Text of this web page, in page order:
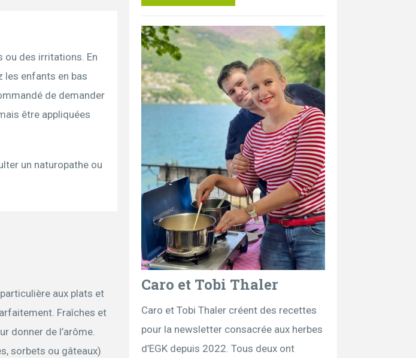
ou des irritations. En
les enfants en bas
de demander
être appliquées
un naturopathe ou
aux plats et
Fraîches et
donner de l’arôme.
sorbets ou gâteaux)
Caro et Tobi Thaler
Caro et Tobi Thaler créent des recettes
pour la newsletter consacrée aux herbes
d’EGK depuis 2022. Tous deux ont